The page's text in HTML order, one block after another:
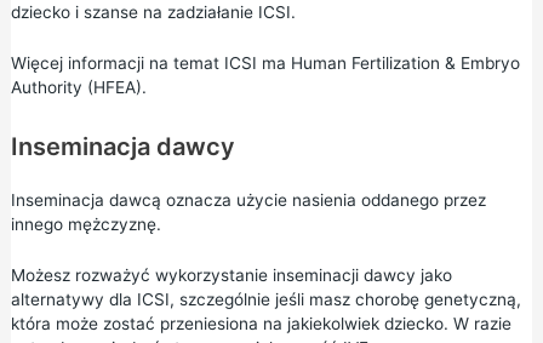
dziecko i szanse na zadziałanie ICSI.
Więcej informacji na temat ICSI ma Human Fertilization & Embryo
Authority (HFEA).
Inseminacja dawcy
Inseminacja dawcą oznacza użycie nasienia oddanego przez
innego mężczyznę.
Możesz rozważyć wykorzystanie inseminacji dawcy jako
alternatywy dla ICSI, szczególnie jeśli masz chorobę genetyczną,
która może zostać przeniesiona na jakiekolwiek dziecko. W razie